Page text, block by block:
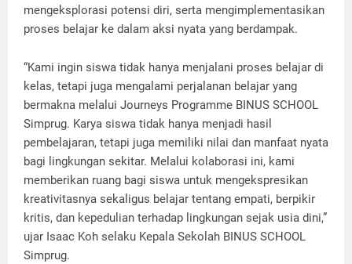
mengeksplorasi potensi diri, serta mengimplementasikan
proses belajar ke dalam aksi nyata yang berdampak.
“Kami ingin siswa tidak hanya menjalani proses belajar di
kelas, tetapi juga mengalami perjalanan belajar yang
bermakna melalui Journeys Programme BINUS SCHOOL
Simprug. Karya siswa tidak hanya menjadi hasil
pembelajaran, tetapi juga memiliki nilai dan manfaat nyata
bagi lingkungan sekitar. Melalui kolaborasi ini, kami
memberikan ruang bagi siswa untuk mengekspresikan
kreativitasnya sekaligus belajar tentang empati, berpikir
kritis, dan kepedulian terhadap lingkungan sejak usia dini,”
ujar Isaac Koh selaku Kepala Sekolah BINUS SCHOOL
Simprug.